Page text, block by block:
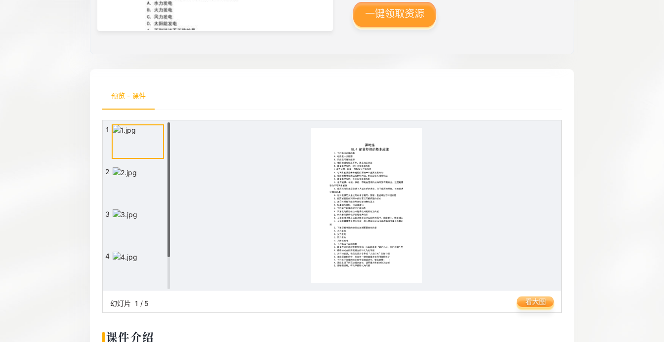
一键领取资源
预览 - 课件
1
2
3
4
幻灯片 1 / 5 看大图
课件介绍